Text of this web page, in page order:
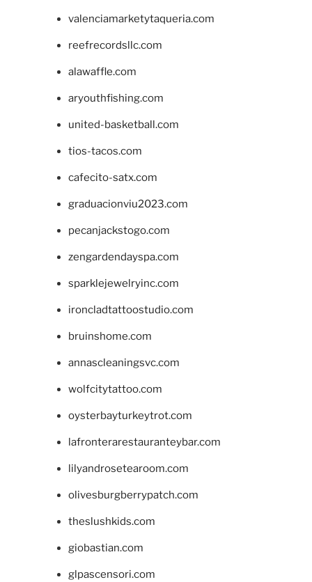
valenciamarketytaqueria.com
reefrecordsllc.com
alawaffle.com
aryouthfishing.com
united-basketball.com
tios-tacos.com
cafecito-satx.com
graduacionviu2023.com
pecanjackstogo.com
zengardendayspa.com
sparklejewelryinc.com
ironcladtattoostudio.com
bruinshome.com
annascleaningsvc.com
wolfcitytattoo.com
oysterbayturkeytrot.com
lafronterarestauranteybar.com
lilyandrosetearoom.com
olivesburgberrypatch.com
theslushkids.com
giobastian.com
glpascensori.com